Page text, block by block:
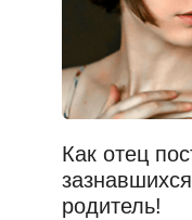
Как отец
родитель!